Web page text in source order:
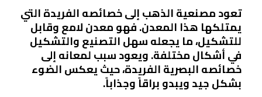
تعود مصنعية الذهب إلى خصائصه الفريدة التي
يمتلكها هذا المعدن. فهو معدن لامع وقابل
للتشكيل، ما يجعله سهل التصنيع والتشكيل
في أشكال مختلفة. ويعود سبب لمعانه إلى
خصائصه البصرية الفريدة، حيث يعكس الضوء
بشكل جيد ويبدو براقاً وجذاباً.